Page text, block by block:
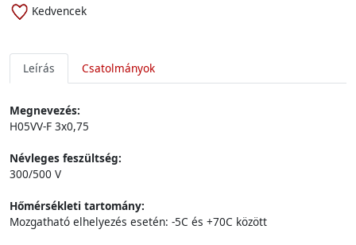
Kedvencek
Leírás Csatolmányok
Megnevezés:
H05VV-F 3x0,75
Névleges feszültség:
300/500 V
Hőmérsékleti tartomány:
Mozgatható elhelyezés esetén: -5C és +70C között